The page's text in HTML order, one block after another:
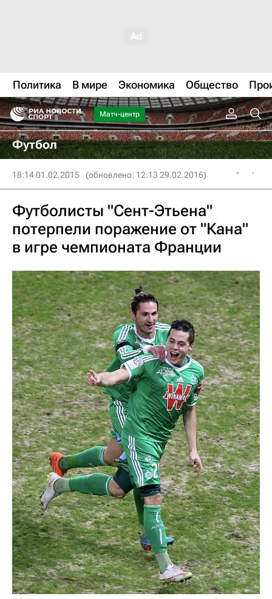
Политика В мире Экономика Общество
Матч-центр
Футбол
18:14 01.02.2015 (обновлено: 12:13 29.02.2016)
Футболисты "Сент-Этьена"
потерпели поражение от "Кана"
в игре чемпионата Франции